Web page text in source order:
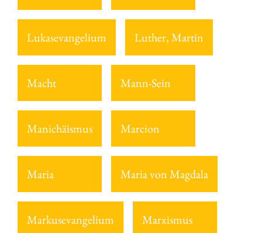
Lukasevangelium Luther, Martin
Macht Mann-Sein
Manichäismus Marcion
Maria Maria von Magdala
Markusevangelium Marxismus